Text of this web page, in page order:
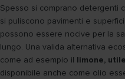
Spesso si comprano detergenti
si puliscono pavimenti e
possono essere nocive per la
lungo. Una valida alternativa
come ad esempio il limone,
disponibile anche come olio